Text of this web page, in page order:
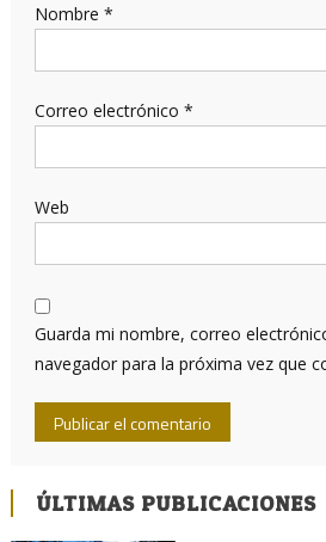
Nombre *
Correo electrónico *
Web
Guarda mi nombre, correo
navegador para la próxima vez que
ÚLTIMAS PUBLICACIONES